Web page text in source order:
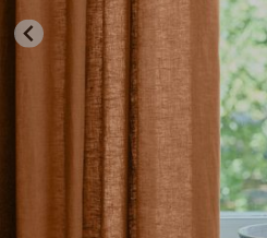
Moderne
Hotellgardiner
Fabric samples